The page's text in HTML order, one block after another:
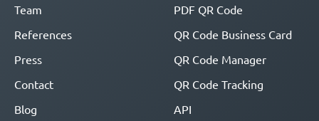
Team
References
Press
Contact
Blog
PDF QR Code
QR Code Business Card
QR Code Manager
QR Code Tracking
API